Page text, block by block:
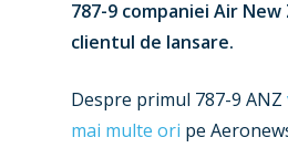
787-9 companiei Air New
clientul de lansare.
Despre primul 787-9 ANZ
mai multe ori pe